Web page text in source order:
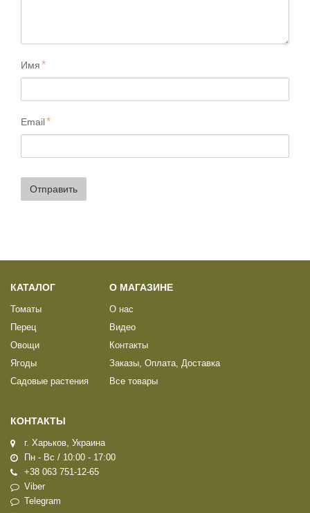
Имя
Email
Отправить
КАТАЛОГ
Томаты
Перец
Овощи
Ягоды
Садовые растения
О МАГАЗИНЕ
О нас
Видео
Контакты
Заказы, Оплата, Доставка
Все товары
КОНТАКТЫ
г. Харьков, Украина
Пн - Вс / 10:00 - 17:00
+38 063 751-12-65
Viber
Telegram